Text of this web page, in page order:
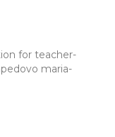
for teacher-
maria-